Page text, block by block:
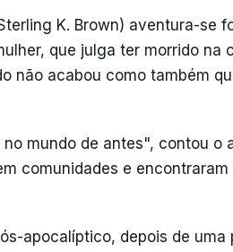
K. Brown) aventura-se
que julga ter morrido na
não acabou como também
mundo de antes", contou o
comunidades e encontraram
apocalíptico, depois de uma